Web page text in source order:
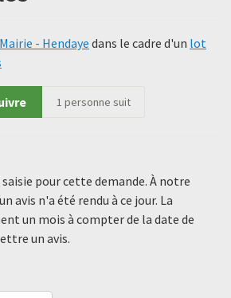
Mairie - Hendaye dans le cadre d'un lot
1 personne suit
saisie pour cette demande. À notre
avis n'a été rendu à ce jour. La
un mois à compter de la date de
un avis.